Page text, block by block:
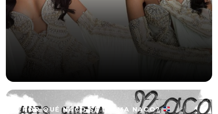
¿POR QUÉ NACO SE LLAMA NACO?